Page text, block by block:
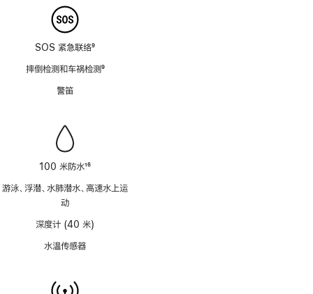
SOS 紧急联络9
摔倒检测和车祸检测9
警笛
100 米防水16
游泳、浮潜、水肺潜水、高速水上运
动
深度计 (40 米)
水温传感器